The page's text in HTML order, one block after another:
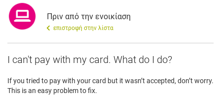
Πριν από την ενοικίαση
επιστροφή στην λίστα
I can't pay with my card. What do I do?
If you tried to pay with your card but it wasn’t accepted, don’t worry.
This is an easy problem to fix.